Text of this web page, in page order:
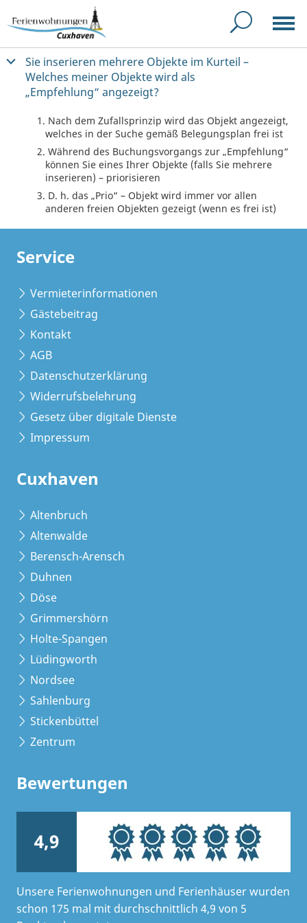
Sie inserieren mehrere Objekte im Kurteil –
Welches meiner Objekte wird als
„Empfehlung“ angezeigt?
Nach dem Zufallsprinzip wird das Objekt angezeigt,
welches in der Suche gemäß Belegungsplan frei ist
Während des Buchungsvorgangs zur „Empfehlung“
können Sie eines Ihrer Objekte (falls Sie mehrere
inserieren) – priorisieren
D. h. das „Prio“ – Objekt wird immer vor allen
anderen freien Objekten gezeigt (wenn es frei ist)
Service
Vermieterinformationen
Gästebeitrag
Kontakt
AGB
Datenschutzerklärung
Widerrufsbelehrung
Gesetz über digitale Dienste
Impressum
Cuxhaven
Altenbruch
Altenwalde
Berensch-Arensch
Duhnen
Döse
Grimmershörn
Holte-Spangen
Lüdingworth
Nordsee
Sahlenburg
Stickenbüttel
Zentrum
Bewertungen
4,9
Unsere Ferienwohnungen und Ferienhäuser wurden
schon 175 mal mit durchschnittlich 4,9 von 5